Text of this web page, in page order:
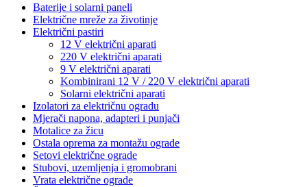
Baterije i solarni paneli
Električne mreže za životinje
Električni pastiri
12 V električni aparati
220 V električni aparati
9 V električni aparati
Kombinirani 12 V / 220 V električni aparati
Solarni električni aparati
Izolatori za električnu ogradu
Mjerači napona, adapteri i punjači
Motalice za žicu
Ostala oprema za montažu ograde
Setovi električne ograde
Stubovi, uzemljenja i gromobrani
Vrata električne ograde